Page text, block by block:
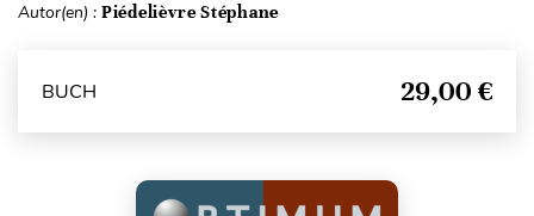
Autor(en) : Piédelièvre Stéphane
BUCH 29,00 €